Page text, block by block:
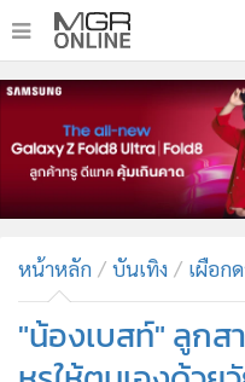
• หน้าหลัก
ทันเหตุการณ์
ภาคใต้
• ภูมิภาค
• บันเทิง
ผู้จัดการรายวัน
คอลัมนิสต์
หน้าหลัก บันเทิง เผือก
"น้องเบสท์" ลูกส